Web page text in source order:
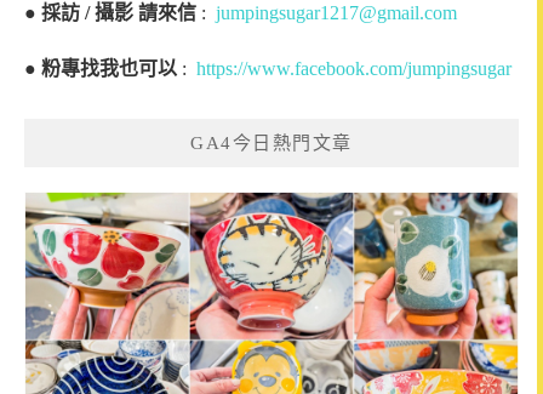
● 採訪 / 攝影 請來信 : jumpingsugar1217@gmail.com
● 粉專找我也可以 : https://www.facebook.com/jumpingsugar
GA4今日熱門文章